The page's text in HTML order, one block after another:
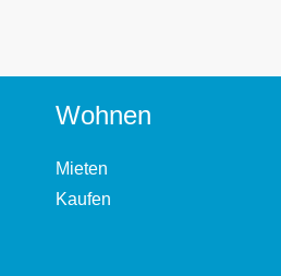
Wohnen
Mieten
Kaufen